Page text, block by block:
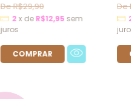
R$29,90
2 x deR$12,95 sem
juros
2
juros